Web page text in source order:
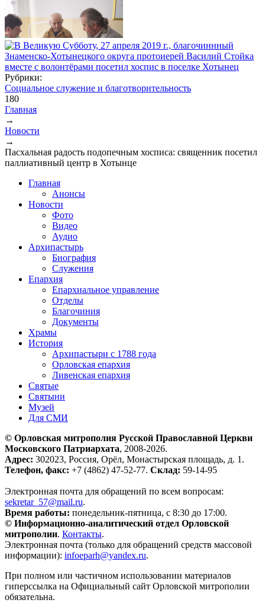
Рубрики:
Социальное служение и благотворительность
180
Вы здесь
Главная
→
Новости
→
Пасхальная радость подопечным хосписа: священник посетил
паллиативный центр в Хотынце
Главная
Анонсы
Новости
Фото
Видео
Аудио
Архипастырь
Биография
Служения
Епархия
Епархиальное управление
Отделы
Благочиния
Документы
Храмы
История
Архипастыри с 1788 года
Орловская епархия
Ливенская епархия
Святые
Святыни
Музей
Для СМИ
© Орловская митрополия Русской Православной Церкви
Московского Патриархата, 2008-2026.
Адрес: 302023, Россия, Орёл, Монастырская площадь, д. 1.
Телефон, факс: +7 (4862) 47-52-77. Склад: 59-14-95
Электронная почта для обращений по всем вопросам:
sekretar_57@mail.ru.
Время работы: понедельник-пятница, с 8:30 до 17:00.
© Информационно-аналитический отдел Орловской
митрополии. Контакты.
Электронная почта (только для обращений средств массовой
информации): infoeparh@yandex.ru.
При полном или частичном использовании материалов
гиперссылка на Официальный сайт Орловской митрополии
обязательна.